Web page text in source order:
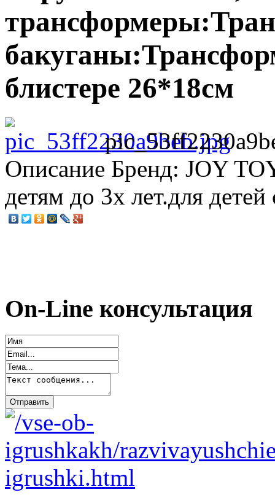
блистере 26*18см
Описание Бренд: JOY
детям до 3х лет.для детей
On-Line консультация